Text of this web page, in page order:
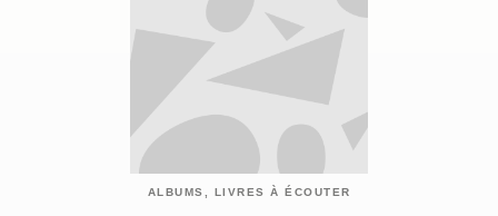
ALBUMS, LIVRES À ÉCOUTER